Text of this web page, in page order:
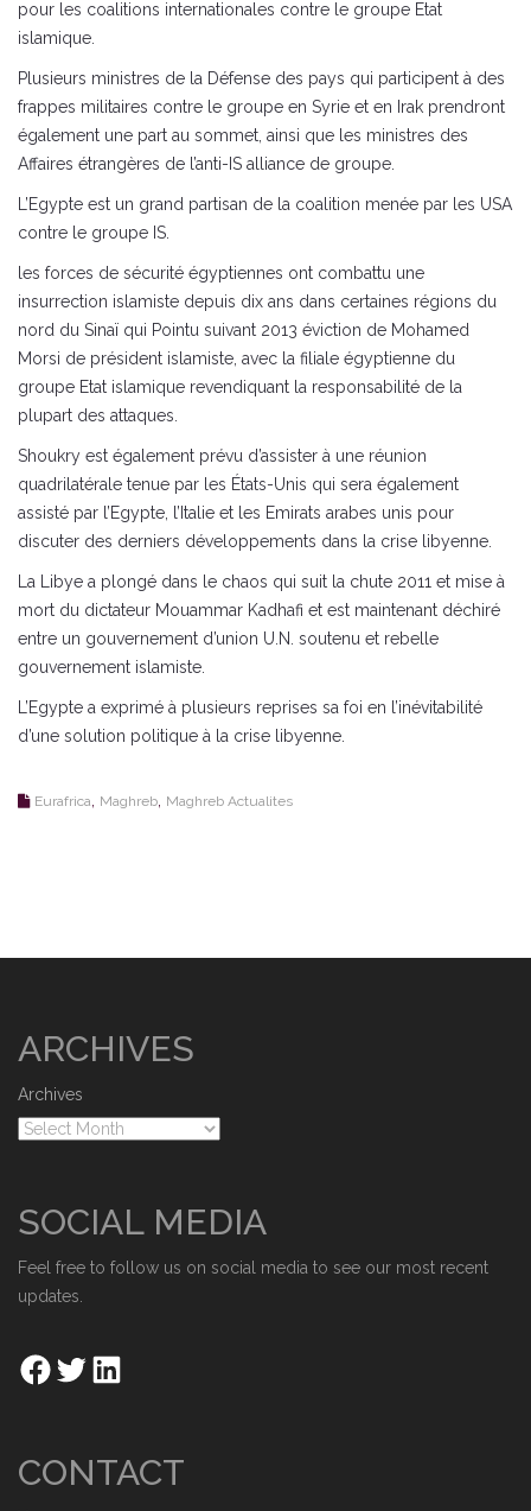
pour les coalitions internationales contre le groupe Etat
islamique.
Plusieurs ministres de la Défense des pays qui participent à des
frappes militaires contre le groupe en Syrie et en Irak prendront
également une part au sommet, ainsi que les ministres des
Affaires étrangères de l’anti-IS alliance de groupe.
L’Egypte est un grand partisan de la coalition menée par les USA
contre le groupe IS.
les forces de sécurité égyptiennes ont combattu une
insurrection islamiste depuis dix ans dans certaines régions du
nord du Sinaï qui Pointu suivant 2013 éviction de Mohamed
Morsi de président islamiste, avec la filiale égyptienne du
groupe Etat islamique revendiquant la responsabilité de la
plupart des attaques.
Shoukry est également prévu d’assister à une réunion
quadrilatérale tenue par les États-Unis qui sera également
assisté par l’Egypte, l’Italie et les Emirats arabes unis pour
discuter des derniers développements dans la crise libyenne.
La Libye a plongé dans le chaos qui suit la chute 2011 et mise à
mort du dictateur Mouammar Kadhafi et est maintenant déchiré
entre un gouvernement d’union U.N. soutenu et rebelle
gouvernement islamiste.
L’Egypte a exprimé à plusieurs reprises sa foi en l’inévitabilité
d’une solution politique à la crise libyenne.
Eurafrica Maghreb Maghreb Actualites
ARCHIVES
Archives
SOCIAL MEDIA
Feel free to follow us on social media to see our most recent
updates.
CONTACT